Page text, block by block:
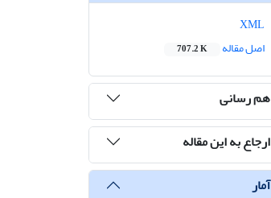
اصل مقاله
707.2 K
هم رسانی
ارجاع به این مقاله
آمار